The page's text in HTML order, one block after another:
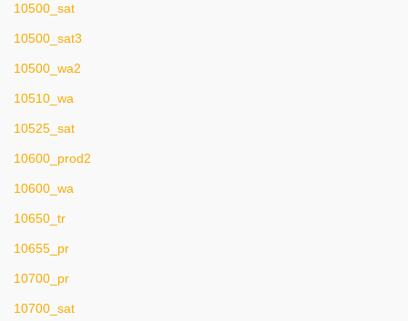
10500_sat
10500_sat3
10500_wa2
10510_wa
10525_sat
10600_prod2
10600_wa
10650_tr
10655_pr
10700_pr
10700_sat